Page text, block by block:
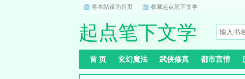
将本站设为首页 收藏起点笔下文学
起点笔下文学
首 页 玄幻魔法 武侠修真 都市言情